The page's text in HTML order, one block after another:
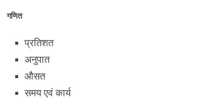
गणित
प्रतिशत
अनुपात
औसत
समय एवं कार्य